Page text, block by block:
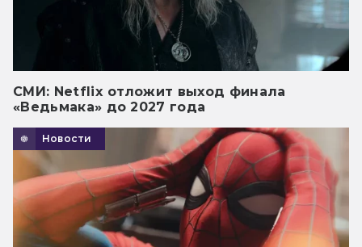
СМИ: Netflix отложит выход финала
«Ведьмака» до 2027 года
Новости